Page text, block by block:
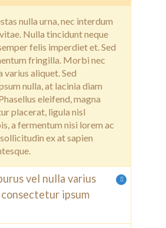
nulla urna, nec interdum
Nulla tincidunt neque
felis imperdiet et. Sed
fringilla. Morbi nec
varius aliquet. Sed
nulla, at lacinia diam
eleifend, magna
placerat, ligula nisl
a fermentum nisi lorem ac
ex at sapien
vel nulla varius
ipsum